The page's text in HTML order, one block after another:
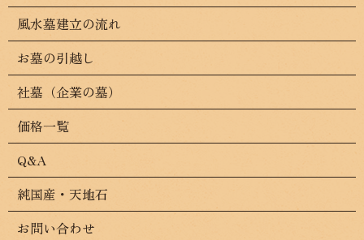
風水墓建立の流れ
お墓の引越し
社墓（企業の墓）
価格一覧
Q&A
純国産・天地石
お問い合わせ